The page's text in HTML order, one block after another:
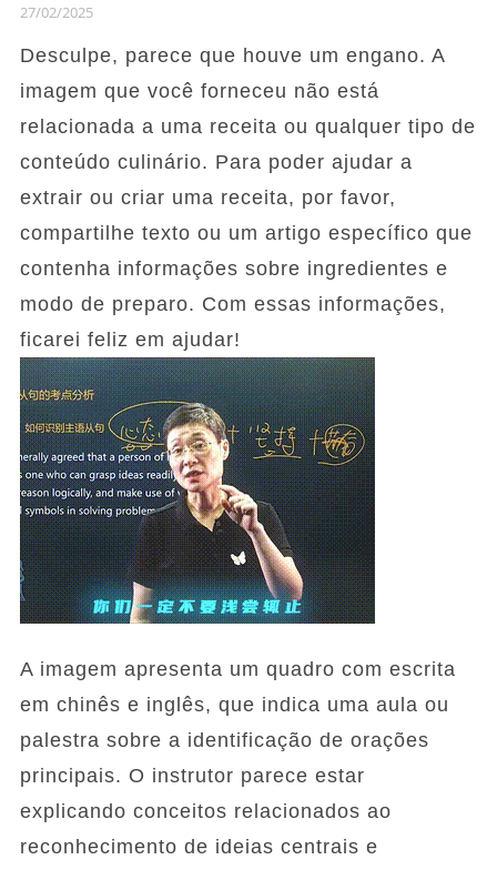
27/02/2025
Desculpe, parece que houve um engano. A
imagem que você forneceu não está
relacionada a uma receita ou qualquer tipo de
conteúdo culinário. Para poder ajudar a
extrair ou criar uma receita, por favor,
compartilhe texto ou um artigo específico que
contenha informações sobre ingredientes e
modo de preparo. Com essas informações,
ficarei feliz em ajudar!
A imagem apresenta um quadro com escrita
em chinês e inglês, que indica uma aula ou
palestra sobre a identificação de orações
principais. O instrutor parece estar
explicando conceitos relacionados ao
reconhecimento de ideias centrais e